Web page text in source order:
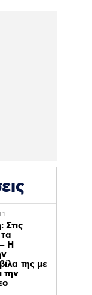
Στις
H
της με
την